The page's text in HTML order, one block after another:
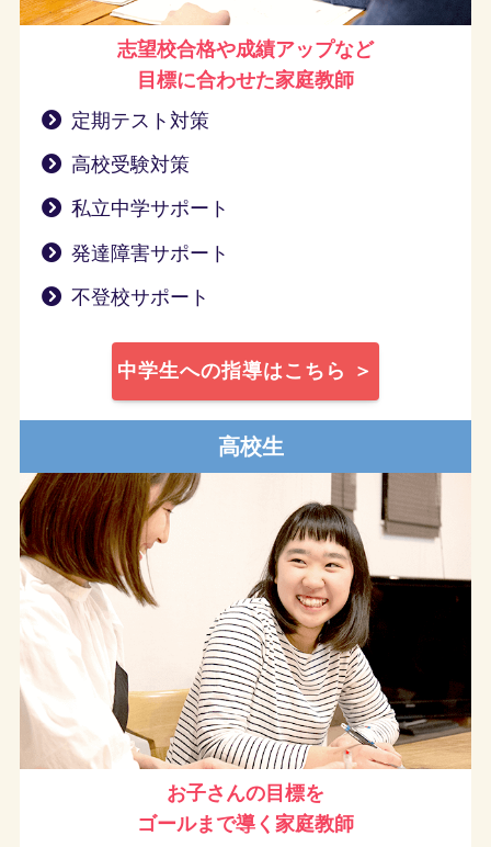
志望校合格や成績アップなど
目標に合わせた家庭教師
定期テスト対策
高校受験対策
私立中学サポート
発達障害サポート
不登校サポート
中学生への指導はこちら ＞
高校生
お子さんの目標を
ゴールまで導く 家庭教師